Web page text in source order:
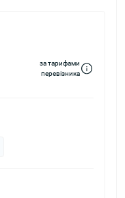
за тарифами
перевізника